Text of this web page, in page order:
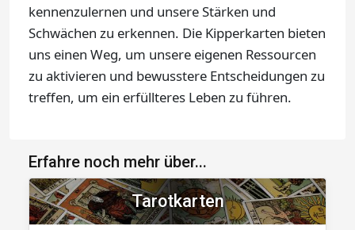
kennenzulernen und unsere Stärken und
Schwächen zu erkennen. Die Kipperkarten bieten
uns einen Weg, um unsere eigenen Ressourcen
zu aktivieren und bewusstere Entscheidungen zu
treffen, um ein erfüllteres Leben zu führen.
Erfahre noch mehr über...
Tarotkarten